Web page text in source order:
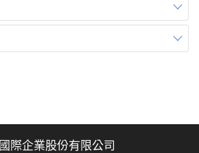
際企業股份有限公司